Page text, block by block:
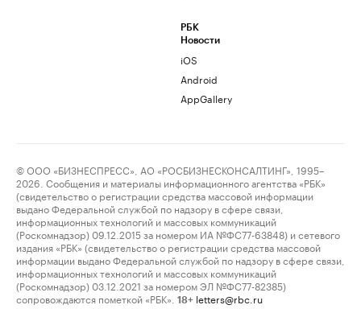
РБК
Новости
iOS
Android
AppGallery
© ООО «БИЗНЕСПРЕСС», АО «РОСБИЗНЕСКОНСАЛТИНГ», 1995–
2026. Сообщения и материалы информационного агентства «РБК»
(свидетельство о регистрации средства массовой информации
выдано Федеральной службой по надзору в сфере связи,
информационных технологий и массовых коммуникаций
(Роскомнадзор) 09.12.2015 за номером ИА №ФС77-63848) и сетевого
издания «РБК» (свидетельство о регистрации средства массовой
информации выдано Федеральной службой по надзору в сфере связи,
информационных технологий и массовых коммуникаций
(Роскомнадзор) 03.12.2021 за номером ЭЛ №ФС77-82385)
сопровождаются пометкой «РБК».
18+ letters@rbc.ru